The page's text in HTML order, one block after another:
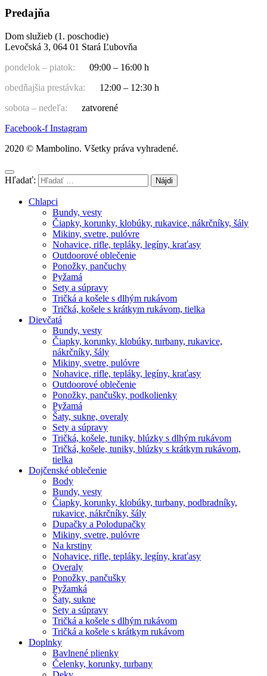
Predajňa
Dom služieb (1. poschodie)
Levočská 3, 064 01 Stará Ľubovňa
pondelok – piatok:
09:00 – 16:00 h
obedňajšia prestávka:
12:00 – 12:30 h
sobota – nedeľa:
zatvorené
Facebook-f Instagram
2020 © Mambolino. Všetky práva vyhradené.
Hľadať:
Chlapci
Bundy, vesty
Čiapky, korunky, klobúky, rukavice, nákrčníky, šály
Mikiny, svetre, pulóvre
Nohavice, rifle, tepláky, legíny, kraťasy
Outdoorové oblečenie
Ponožky, pančuchy
Pyžamá
Sety a súpravy
Tričká a košele s dlhým rukávom
Tričká, košele s krátkym rukávom, tielka
Dievčatá
Bundy, vesty
Čiapky, korunky, klobúky, turbany, rukavice,
nákrčníky, šály
Mikiny, svetre, pulóvre
Nohavice, rifle, tepláky, legíny, kraťasy
Outdoorové oblečenie
Ponožky, pančušky, podkolienky
Pyžamá
Šaty, sukne, overaly
Sety a súpravy
Tričká, košele, tuniky, blúzky s dlhým rukávom
Tričká, košele, tuniky, blúzky s krátkym rukávom,
tielka
Dojčenské oblečenie
Body
Bundy, vesty
Čiapky, korunky, klobúky, turbany, podbradníky,
rukavice, nákrčníky, šály
Dupačky a Polodupačky
Mikiny, svetre, pulóvre
Na krstiny
Nohavice, rifle, tepláky, legíny, kraťasy
Overaly
Ponožky, pančušky
Pyžamká
Šaty, sukne
Sety a súpravy
Tričká a košele s dlhým rukávom
Tričká a košele s krátkym rukávom
Doplnky
Bavlnené plienky
Čelenky, korunky, turbany